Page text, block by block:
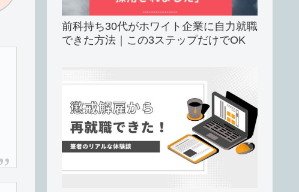
前科持ち30代がホワイト企業に自力就職
できた方法｜この3ステップだけでOK